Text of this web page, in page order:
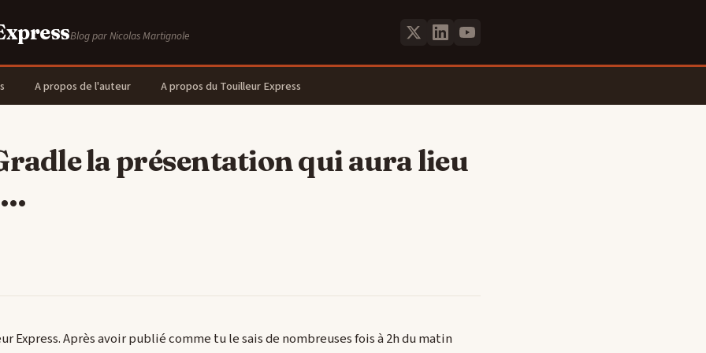
Blog par Nicolas Martignole
A propos de l'auteur A propos du Touilleur Express
la présentation qui aura lieu
Express. Après avoir publié comme tu le sais de nombreuses fois à 2h du matin